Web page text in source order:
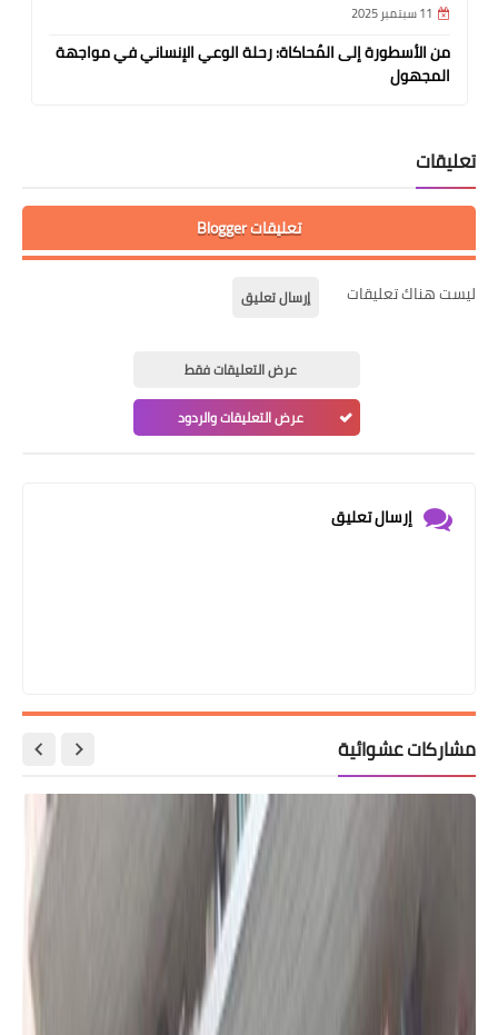
11 سبتمبر 2025
من الأسطورة إلى المُحاكاة: رحلة الوعي الإنساني في مواجهة
المجهول
تعليقات
تعليقات Blogger
ليست هناك تعليقات إرسال تعليق
عرض التعليقات فقط
عرض التعليقات والردود
إرسال تعليق
مشاركات عشوائية